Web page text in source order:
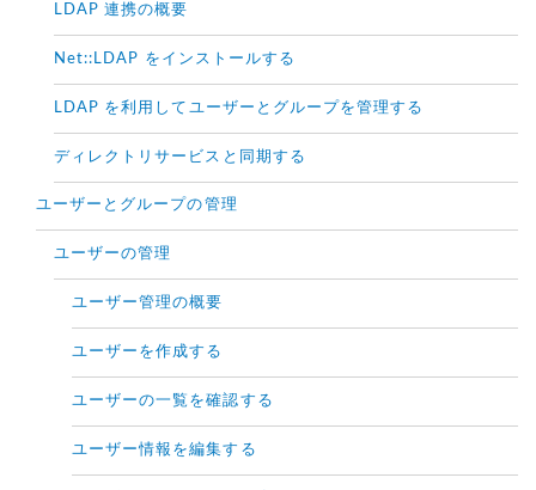
LDAP 連携の概要
Net::LDAP をインストールする
LDAP を利用してユーザーとグループを管理する
ディレクトリサービスと同期する
ユーザーとグループの管理
ユーザーの管理
ユーザー管理の概要
ユーザーを作成する
ユーザーの一覧を確認する
ユーザー情報を編集する